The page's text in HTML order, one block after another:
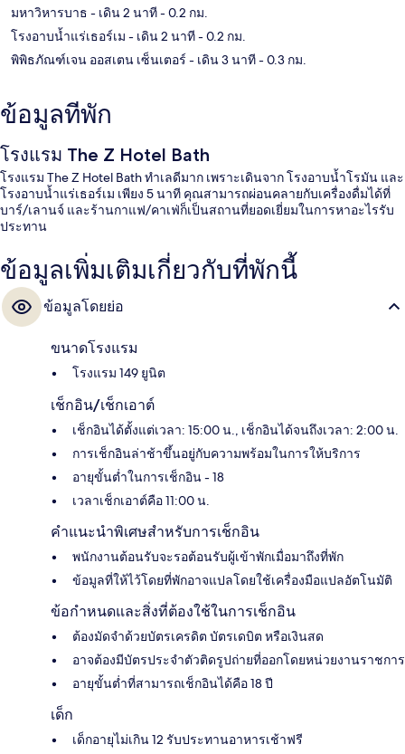
มหาวิหารบาธ - เดิน 2 นาที- 0.2 กม.
โรงอาบน้ำแร่เธอร์เม - เดิน 2 นาที- 0.2 กม.
พิพิธภัณฑ์เจน ออสเตน เซ็นเตอร์ - เดิน 3 นาที- 0.3 กม.
ข้อมูลที่พัก
โรงแรม The Z Hotel Bath
โรงแรม The Z Hotel Bath ทำเลดีมาก เพราะเดินจาก โรงอาบน้ำโรมัน และ
โรงอาบน้ำแร่เธอร์เม เพียง 5 นาที คุณสามารถผ่อนคลายกับเครื่องดื่มได้ที่
บาร์/เลานจ์ และร้านกาแฟ/คาเฟ่ก็เป็นสถานที่ยอดเยี่ยมในการหาอะไรรับ
ประทาน
ข้อมูลเพิ่มเติมเกี่ยวกับที่พักนี้
ข้อมูลโดยย่อ
ขนาดโรงแรม
โรงแรม 149 ยูนิต
เช็กอิน/เช็กเอาต์
เช็กอินได้ตั้งแต่เวลา: 15:00 น., เช็กอินได้จนถึงเวลา: 2:00 น.
การเช็กอินล่าช้าขึ้นอยู่กับความพร้อมในการให้บริการ
อายุขั้นต่ำในการเช็กอิน - 18
เวลาเช็กเอาต์คือ 11:00 น.
คำแนะนำพิเศษสำหรับการเช็กอิน
พนักงานต้อนรับจะรอต้อนรับผู้เข้าพักเมื่อมาถึงที่พัก
ข้อมูลที่ให้ไว้โดยที่พักอาจแปลโดยใช้เครื่องมือแปลอัตโนมัติ
ข้อกำหนดและสิ่งที่ต้องใช้ในการเช็กอิน
ต้องมัดจำด้วยบัตรเครดิต บัตรเดบิต หรือเงินสด
อาจต้องมีบัตรประจำตัวติดรูปถ่ายที่ออกโดยหน่วยงานราชการ
อายุขั้นต่ำที่สามารถเช็กอินได้คือ 18 ปี
เด็ก
เด็กอายุไม่เกิน 12 รับประทานอาหารเช้าฟรี